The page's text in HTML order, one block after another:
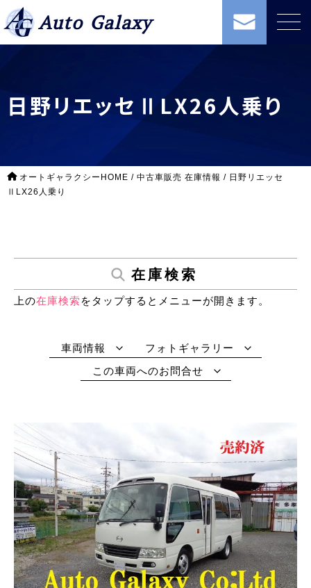
Auto Galaxy
日野リエッセⅡLX26人乗り
オートギャラクシーHOME / 中古車販売 在庫情報 / 日野リエッセ
ⅡLX26人乗り
在庫検索
上の在庫検索をタップするとメニューが開きます。
車両情報
フォトギャラリー
この車両へのお問合せ